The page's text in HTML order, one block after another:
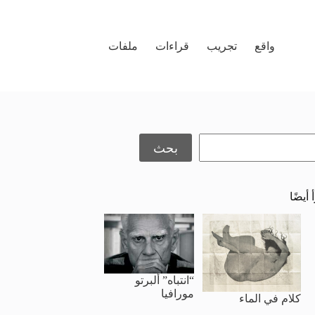
واقع
تجريب قراءات ملفات
بحث
أيضًا
كلام في الماء
“انتباه” ألبرتو
مورافيا